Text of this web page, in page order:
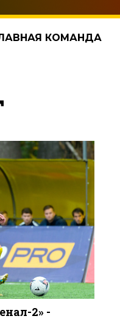
КОМАНДА
2» -